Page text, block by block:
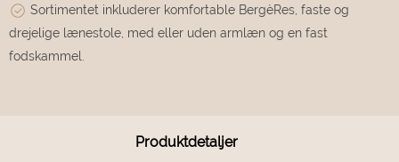
Sortimentet inkluderer komfortable BergèRes, faste og
drejelige lænestole, med eller uden armlæn og en fast
fodskammel.
Produktdetaljer